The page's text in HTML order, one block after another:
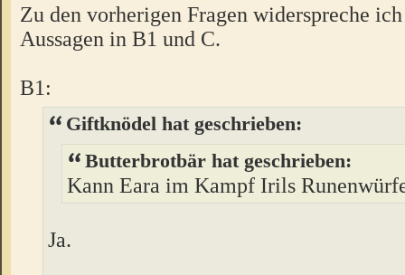
Zu den vorherigen Fragen widerspreche
Aussagen in B1 und C.
B1:
Giftknödel hat geschrieben:
Butterbrotbär hat geschrieben:
Kann Eara im Kampf Irils
Ja.